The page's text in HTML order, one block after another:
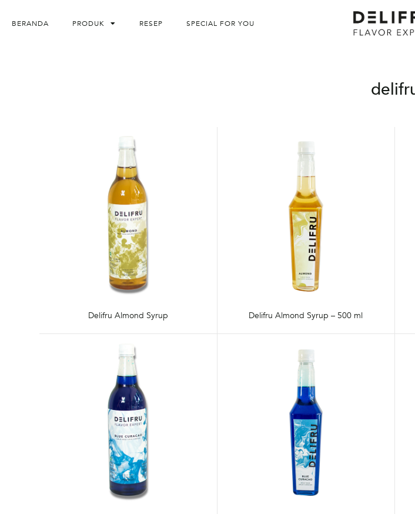
BERANDA PRODUK RESEP SPECIAL FOR YOU
Delifru Almond Syrup Delifru Almond Syrup – 500 ml